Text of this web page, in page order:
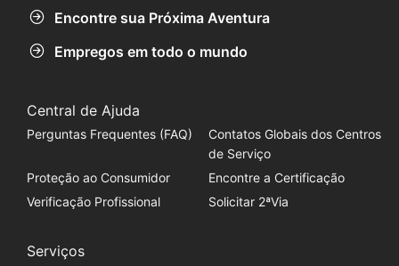
Encontre sua Próxima Aventura
Empregos em todo o mundo
Central de Ajuda
Perguntas Frequentes (FAQ)
Contatos Globais dos Centros
de Serviço
Proteção ao Consumidor
Encontre a Certificação
Verificação Profissional
Solicitar 2ªVia
Serviços